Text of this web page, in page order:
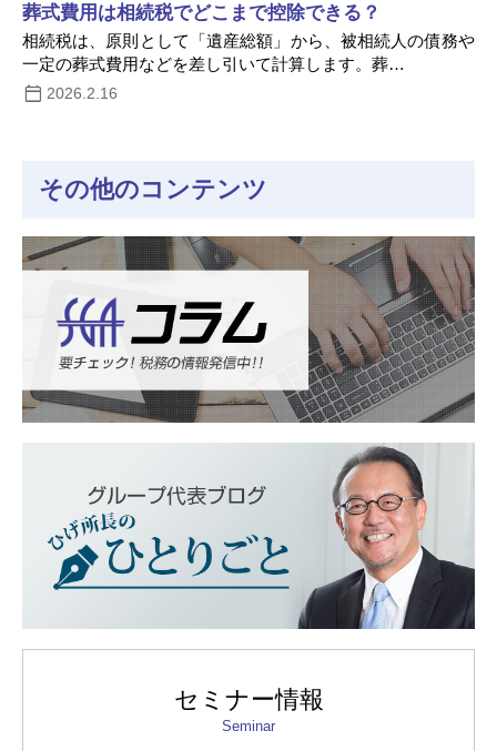
葬式費用は相続税でどこまで控除できる？
相続税は、原則として「遺産総額」から、被相続人の債務や
一定の葬式費用などを差し引いて計算します。葬…
2026.2.16
その他のコンテンツ
セミナー情報
Seminar